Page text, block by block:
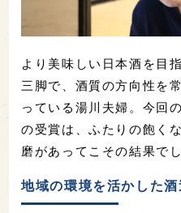
より美味しい日本酒を目
三脚で、酒質の方向性を
っている湯川夫婦。 今回
の受賞は、ふたりの飽く
磨があってこその結果でし
地域の環境を活かした酒